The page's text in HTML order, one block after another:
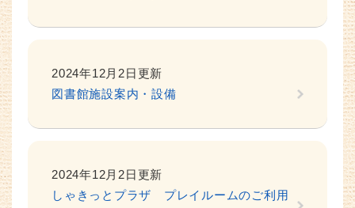
2024年12月2日更新
図書館施設案内・設備
2024年12月2日更新
しゃきっとプラザ プレイルームのご利用